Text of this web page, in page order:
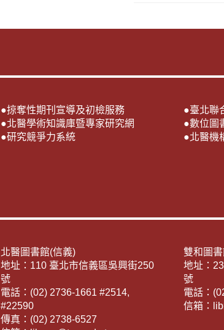
●掠奪性期刊宣導及初檢服務
●北醫學術知識庫暨專家研究網
●研究競爭力系統
●臺北聯
●數位圖
●北醫機
北醫圖書館(信義)
地址：110 臺北市信義區吳興街250
號
電話：(02) 2736-1661 #2514,
#22590
傳真：(02) 2738-6527
雙和圖
地址：
號
電話：
信箱：